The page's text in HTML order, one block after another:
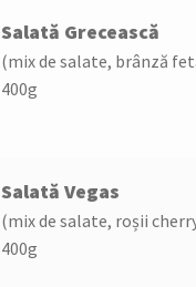
Salată Grecească
(mix de salate, brânză
400g
Salată Vegas
(mix de salate, roșii
400g